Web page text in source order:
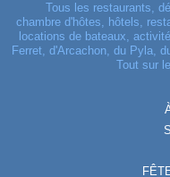
Tous les restaurants,
chambre d'hôtes, hôtels,
locations de bateaux,
Ferret, d'Arcachon, du Pyla,
Tout sur